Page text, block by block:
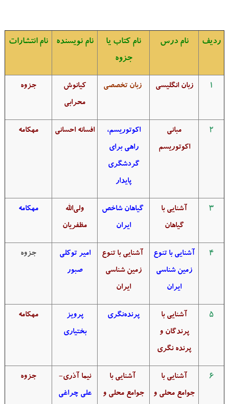
ردیف نام درس
نام کتاب یا
جزوه
نام نویسنده نام انتشارات
1 زبان انگلیسی زبان تخصصی
کیانوش
محرابی
جزوه
2
مبانی
اکوتوریسم
اکوتوریسم،
راهی برای
گردشگری
پایدار
افسانه احسانی مهکامه
3
آشنایی با
گیاهان
گیاهان شاخص
ایران
ولی‌الله
مظفریان
مهکامه
4
آشنایی با تنوع
زمین شناسی
ایران
آشنایی با تنوع
زمین شناسی
ایران
امیر توکلی
صبور
جزوه
5
آشنایی با
پرندگان و
پرنده نگری
پرنده‌نگری
پرویز
بختیاری
مهکامه
6
آشنایی با
جوامع محلی و
آشنایی با
جوامع محلی و
نیما آذری-
علی چراغی
جزوه